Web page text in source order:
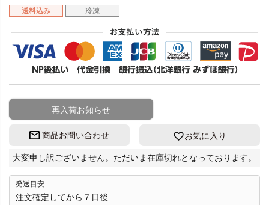
送料込み 冷凍
再入荷お知らせ
商品お問い合わせ お気に入り
大変申し訳ございません。ただいま在庫切れとなっております。
発送目安
注文確定してから７日後